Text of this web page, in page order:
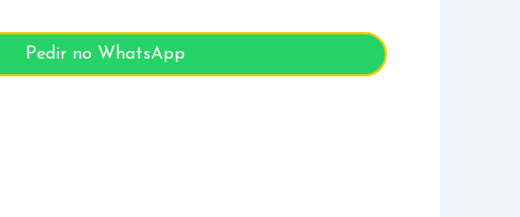
Pedir no WhatsApp